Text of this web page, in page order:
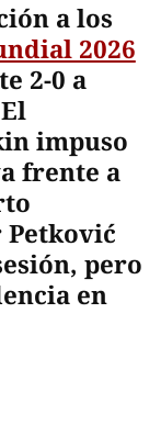
a los
2026
2-0 a
impuso
frente a
pero
en